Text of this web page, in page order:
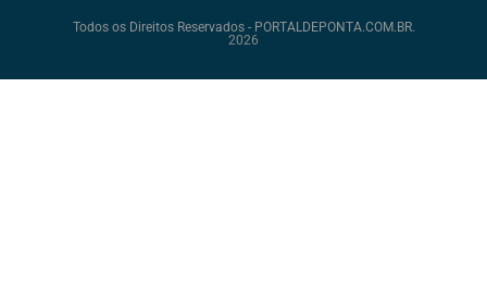
Todos os Direitos Reservados - PORTALDEPONTA.COM.BR.
2026